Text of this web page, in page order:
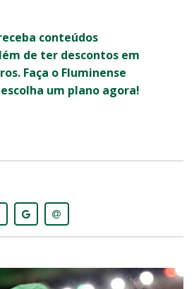
conteúdos
de ter descontos em
Faça o Fluminense
um plano agora!